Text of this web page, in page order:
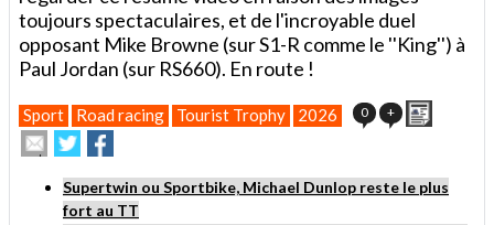
toujours spectaculaires, et de l'incroyable duel
opposant Mike Browne (sur S1-R comme le ''King'') à
Paul Jordan (sur RS660). En route !
Sport Road racing Tourist Trophy 2026 0 +
Envoyer
cet
article
Partager
sur
Twitter
sur
Facebook
Supertwin ou Sportbike, Michael Dunlop reste le plus
fort au TT